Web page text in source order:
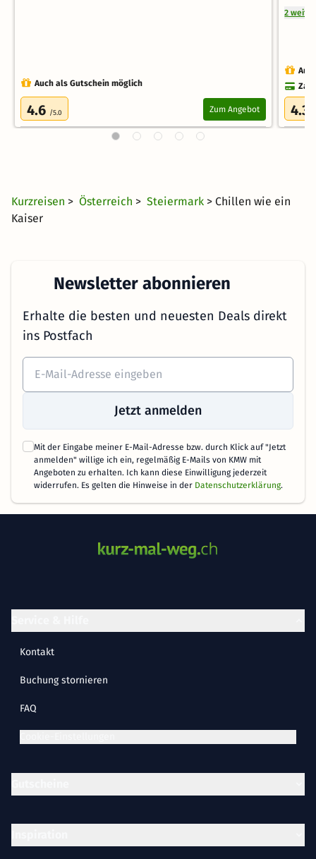
Auch als Gutschein möglich
4.6 /5.0 Zum Angebot
2
4.3
Kurzreisen > Österreich > Steiermark > Chillen wie ein
Kaiser
Newsletter abonnieren
Erhalte die besten und neuesten Deals direkt
ins Postfach
Jetzt anmelden
Mit der Eingabe meiner E-Mail-Adresse bzw. durch Klick auf "Jetzt
anmelden" willige ich ein, regelmäßig E-Mails von KMW mit
Angeboten zu erhalten. Ich kann diese Einwilligung jederzeit
widerrufen. Es gelten die Hinweise in der Datenschutzerklärung.
Kontakt
Buchung stornieren
FAQ